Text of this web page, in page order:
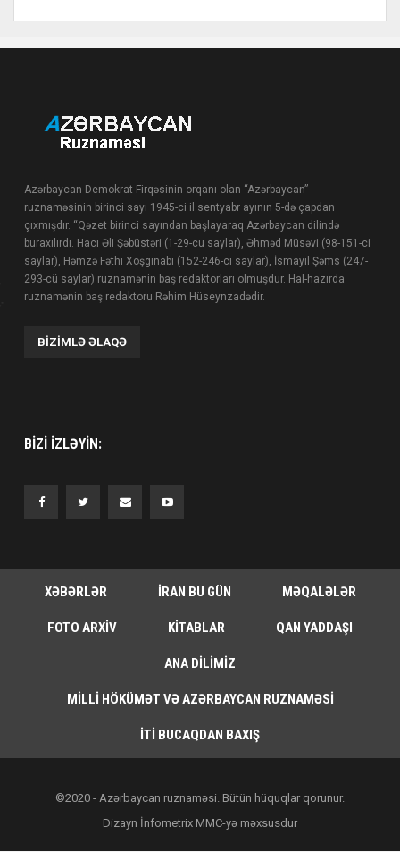
Azərbaycan Demokrat Firqəsinin orqanı olan “Azərbaycan”
ruznaməsinin birinci sayı 1945-ci il sentyabr ayının 5-də çapdan
çıxmışdır. “Qəzet birinci sayından başlayaraq Azərbaycan dilində
buraxılırdı. Hacı Əli Şəbüstəri (1-29-cu saylar), Əhməd Müsəvi (98-151-ci
saylar), Həmzə Fəthi Xoşginabi (152-246-cı saylar), İsmayıl Şəms (247-
293-cü saylar) ruznamənin baş redaktorları olmuşdur. Hal-hazırda
ruznamənin baş redaktoru Rəhim Hüseynzadədir.
BIZIMLƏ ƏLAQƏ
BIZI IZLƏYIN:
XƏBƏRLƏR İRAN BU GÜN MƏQALƏLƏR
FOTO ARXIV KITABLAR QAN YADDAŞI
ANA DILIMIZ
MILLI HÖKÜMƏT VƏ AZƏRBAYCAN RUZNAMƏSI
İTI BUCAQDAN BAXIŞ
©2020 - Azərbaycan ruznaməsi. Bütün hüquqlar qorunur.
Dizayn İnfometrix MMC-yə məxsusdur